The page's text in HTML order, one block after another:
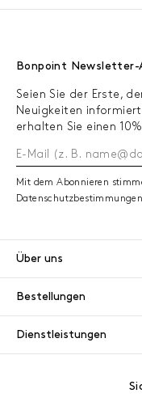
Bonpoint Newsletter-
Seien Sie der Erste,
Neuigkeiten
erhalten Sie einen
Mit dem Abonnieren
Über uns
Bestellungen
Dienstleistungen